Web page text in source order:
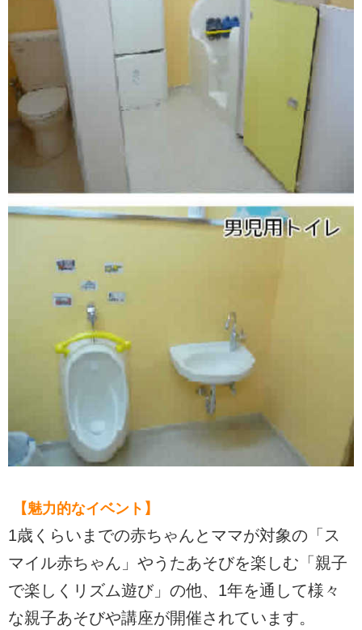
【魅力的なイベント】
1歳くらいまでの赤ちゃんとママが対象の「ス
マイル赤ちゃん」やうたあそびを楽しむ「親子
で楽しくリズム遊び」の他、1年を通して様々
な親子あそびや講座が開催されています。